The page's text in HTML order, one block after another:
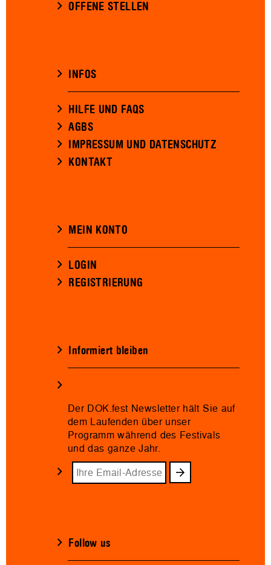
OFFENE STELLEN
INFOS
HILFE UND FAQS
AGBS
IMPRESSUM UND DATENSCHUTZ
KONTAKT
MEIN KONTO
LOGIN
REGISTRIERUNG
Informiert bleiben
Der DOK.fest Newsletter hält Sie auf
dem Laufenden über unser
Programm während des Festivals
und das ganze Jahr.
Follow us